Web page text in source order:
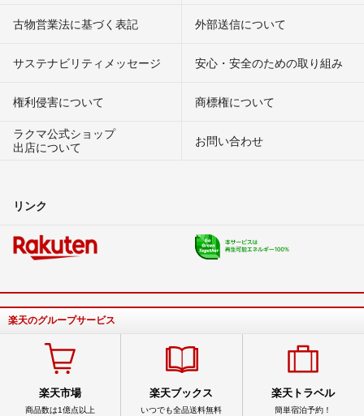
古物営業法に基づく表記 外部送信について
サステナビリティメッセージ 安心・安全のための取り組み
権利侵害について
商標権について
ラクマ公式ショップ
出店について
お問い合わせ
リンク
楽天のグループサービス
楽天市場
商品数は1億点以上
楽天ブックス
いつでも全品送料無料
楽天トラベル
簡単宿泊予約！